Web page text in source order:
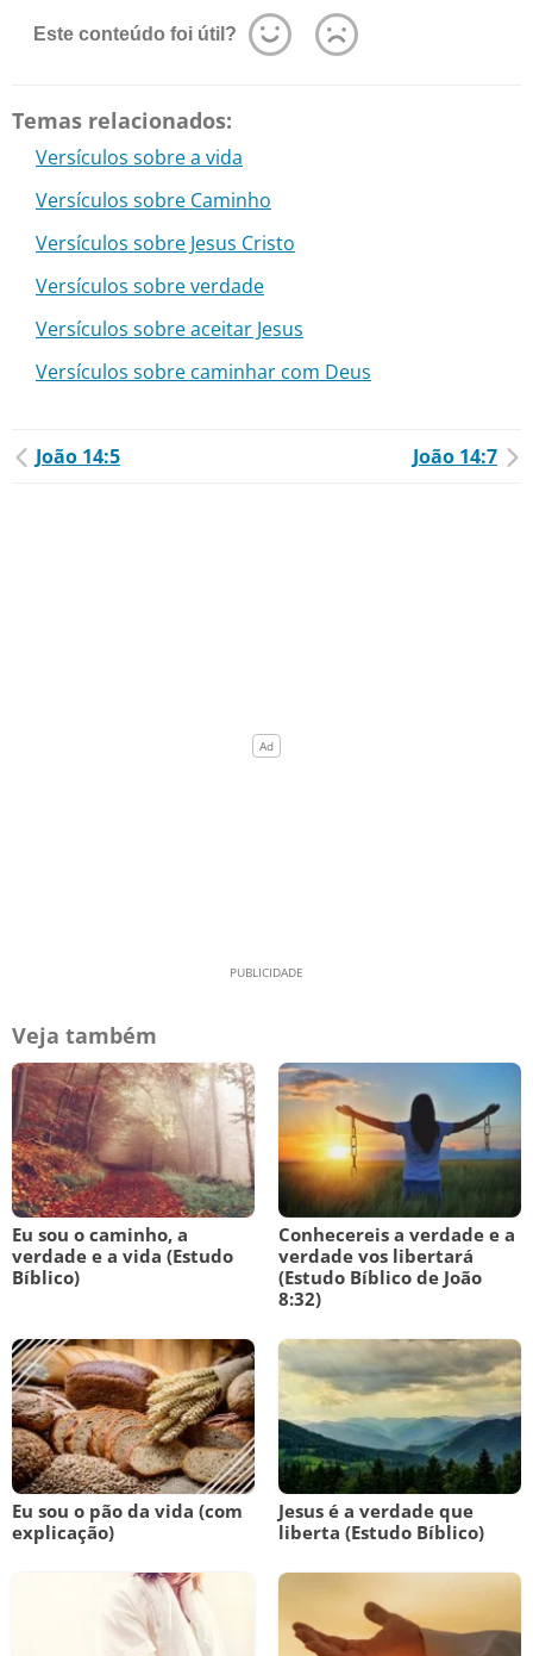
Este conteúdo foi útil?
Temas relacionados:
Versículos sobre a vida
Versículos sobre Caminho
Versículos sobre Jesus Cristo
Versículos sobre verdade
Versículos sobre aceitar Jesus
Versículos sobre caminhar com Deus
João 14:5 João 14:7
Veja também
Eu sou o caminho, a
verdade e a vida (Estudo
Bíblico)
Conhecereis a verdade e a
verdade vos libertará
(Estudo Bíblico de João
8:32)
Eu sou o pão da vida (com
explicação)
Jesus é a verdade que
liberta (Estudo Bíblico)